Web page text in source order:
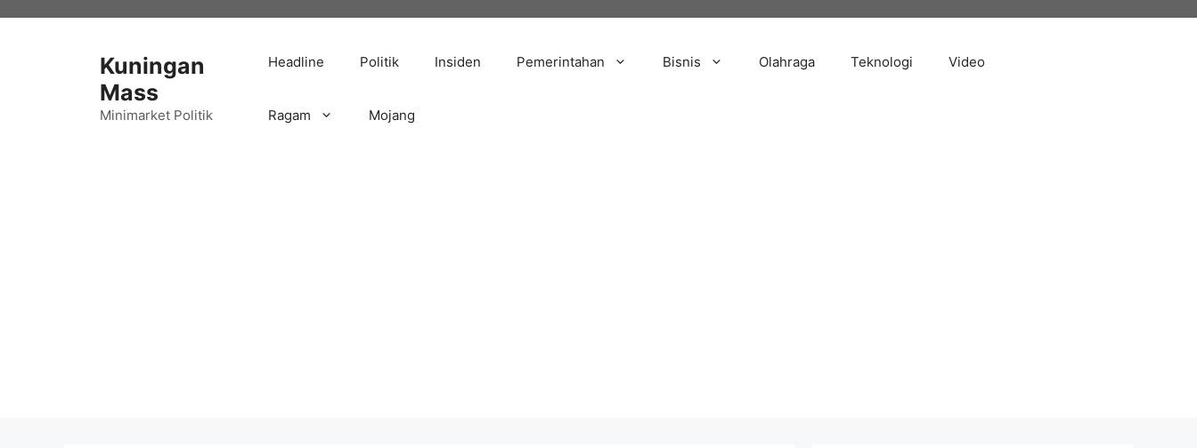
Kuningan
Mass
Minimarket Politik
Headline Politik Insiden Pemerintahan Bisnis Olahraga Teknologi Video
Ragam Mojang